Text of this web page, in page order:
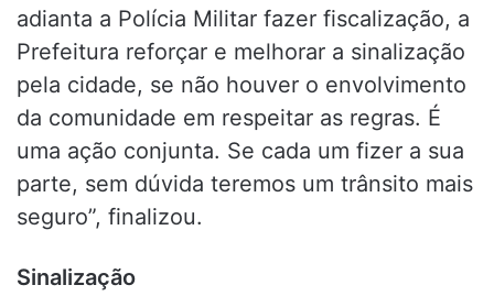
adianta a Polícia Militar fazer fiscalização, a
Prefeitura reforçar e melhorar a sinalização
pela cidade, se não houver o envolvimento
da comunidade em respeitar as regras. É
uma ação conjunta. Se cada um fizer a sua
parte, sem dúvida teremos um trânsito mais
seguro”, finalizou.
Sinalização